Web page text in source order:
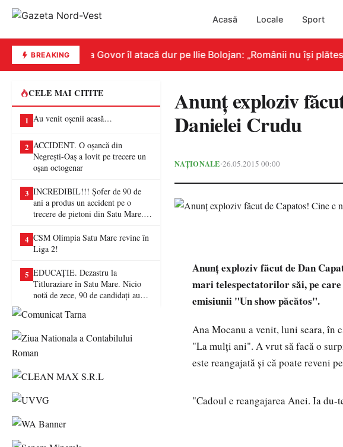
Acasă Locale Sport
BREAKING
PSD Mircea Govor îl atacă dur pe Ilie Bolojan: „Românii nu își
CELE MAI CITITE
1 Au venit oșenii acasă…
2 ACCIDENT. O oșancă din
Negrești-Oaș a lovit pe trecere un
oșan octogenar
3 INCREDIBIL!!! Șofer de 90 de
ani a produs un accident pe o
trecere de pietoni din Satu Mare. O
4 CSM Olimpia Satu Mare revine în
Liga 2!
5 EDUCAȚIE. Dezastru la
Titluraziare în Satu Mare. Nicio
notă de zece, 90 de candidați au
Anunţ exploziv
Danielei Crudu
NAȚIONALE•26.05.2015 00:00
Anunţ exploziv făcut de Dan
mari telespectatorilor săi, pe
emisiunii "Un show păcătos".
Ana Mocanu a venit, luni seara, în
"La mulţi ani". A vrut să facă o
este reangajată şi că poate reveni
"Cadoul e reangajarea Anei. Ia du-